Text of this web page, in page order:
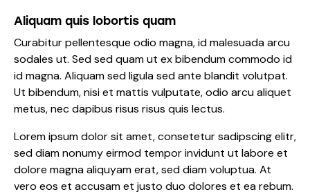
Aliquam quis lobortis quam
Curabitur pellentesque odio magna, id malesuada arcu
sodales ut. Sed sed quam ut ex bibendum commodo id
id magna. Aliquam sed ligula sed ante blandit volutpat.
Ut bibendum, nisi et mattis vulputate, odio arcu aliquet
metus, nec dapibus risus risus quis lectus.
Lorem ipsum dolor sit amet, consetetur sadipscing elitr,
sed diam nonumy eirmod tempor invidunt ut labore et
dolore magna aliquyam erat, sed diam voluptua. At
vero eos et accusam et justo duo dolores et ea rebum.